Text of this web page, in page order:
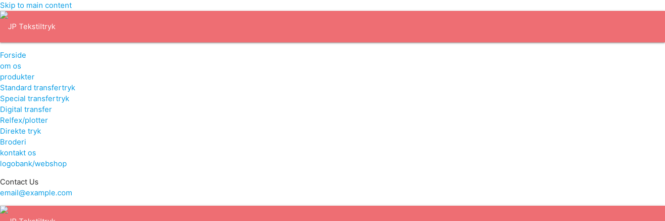
Skip to main content
Forside
om os
produkter
Standard transfertryk
Special transfertryk
Digital transfer
Relfex/plotter
Direkte tryk
Broderi
kontakt os
logobank/webshop
Contact Us
email@example.com